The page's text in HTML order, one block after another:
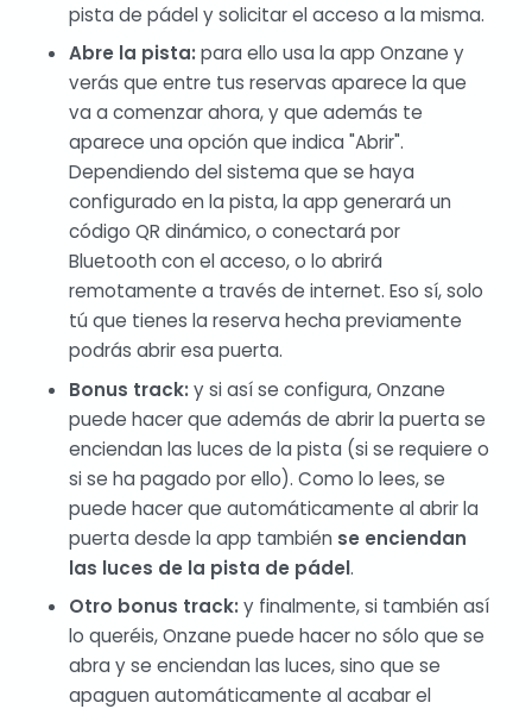
pista de pádel y solicitar el acceso a la misma.
Abre la pista:para ello usa la app Onzane y
verás que entre tus reservas aparece la que
va a comenzar ahora, y que además te
aparece una opción que indica "Abrir".
Dependiendo del sistema que se haya
configurado en la pista, la app generará un
código QR dinámico, o conectará por
Bluetooth con el acceso, o lo abrirá
remotamente a través de internet. Eso sí, solo
tú que tienes la reserva hecha previamente
podrás abrir esa puerta.
Bonus track:y si así se configura, Onzane
puede hacer que además de abrir la puerta se
enciendan las luces de la pista (si se requiere o
si se ha pagado por ello). Como lo lees, se
puede hacer que automáticamente al abrir la
puerta desde la app también se enciendan
las luces de la pista de pádel.
Otro bonus track:y finalmente, si también así
lo queréis, Onzane puede hacer no sólo que se
abra y se enciendan las luces, sino que se
apaguen automáticamente al acabar el